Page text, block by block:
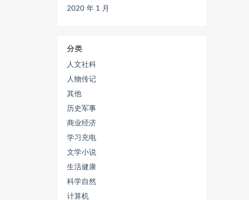
2020 年 1 月
分类
人文社科
人物传记
其他
历史军事
商业经济
学习充电
文学小说
生活健康
科学自然
计算机